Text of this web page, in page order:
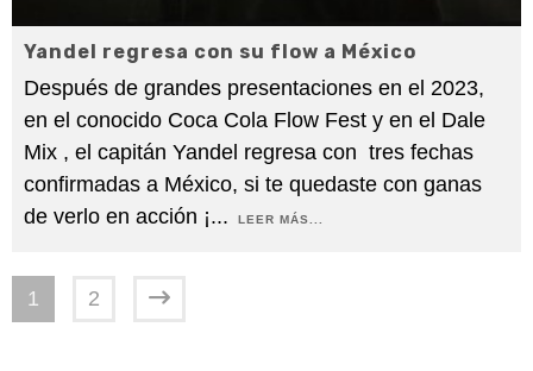
Yandel regresa con su flow a México
Después de grandes presentaciones en el 2023,
en el conocido Coca Cola Flow Fest y en el Dale
Mix , el capitán Yandel regresa con tres fechas
confirmadas a México, si te quedaste con ganas
de verlo en acción ¡... LEER MÁS...
1 2